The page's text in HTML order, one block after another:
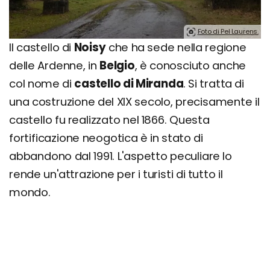
Foto di Pel Laurens.
Il castello di Noisyche ha sede nella regione
delle Ardenne, in Belgio, è conosciuto anche
col nome di castello di Miranda. Si tratta di
una costruzione del XIX secolo, precisamente il
castello fu realizzato nel 1866. Questa
fortificazione neogotica è in stato di
abbandono dal 1991. L'aspetto peculiare lo
rende un'attrazione per i turisti di tutto il
mondo.